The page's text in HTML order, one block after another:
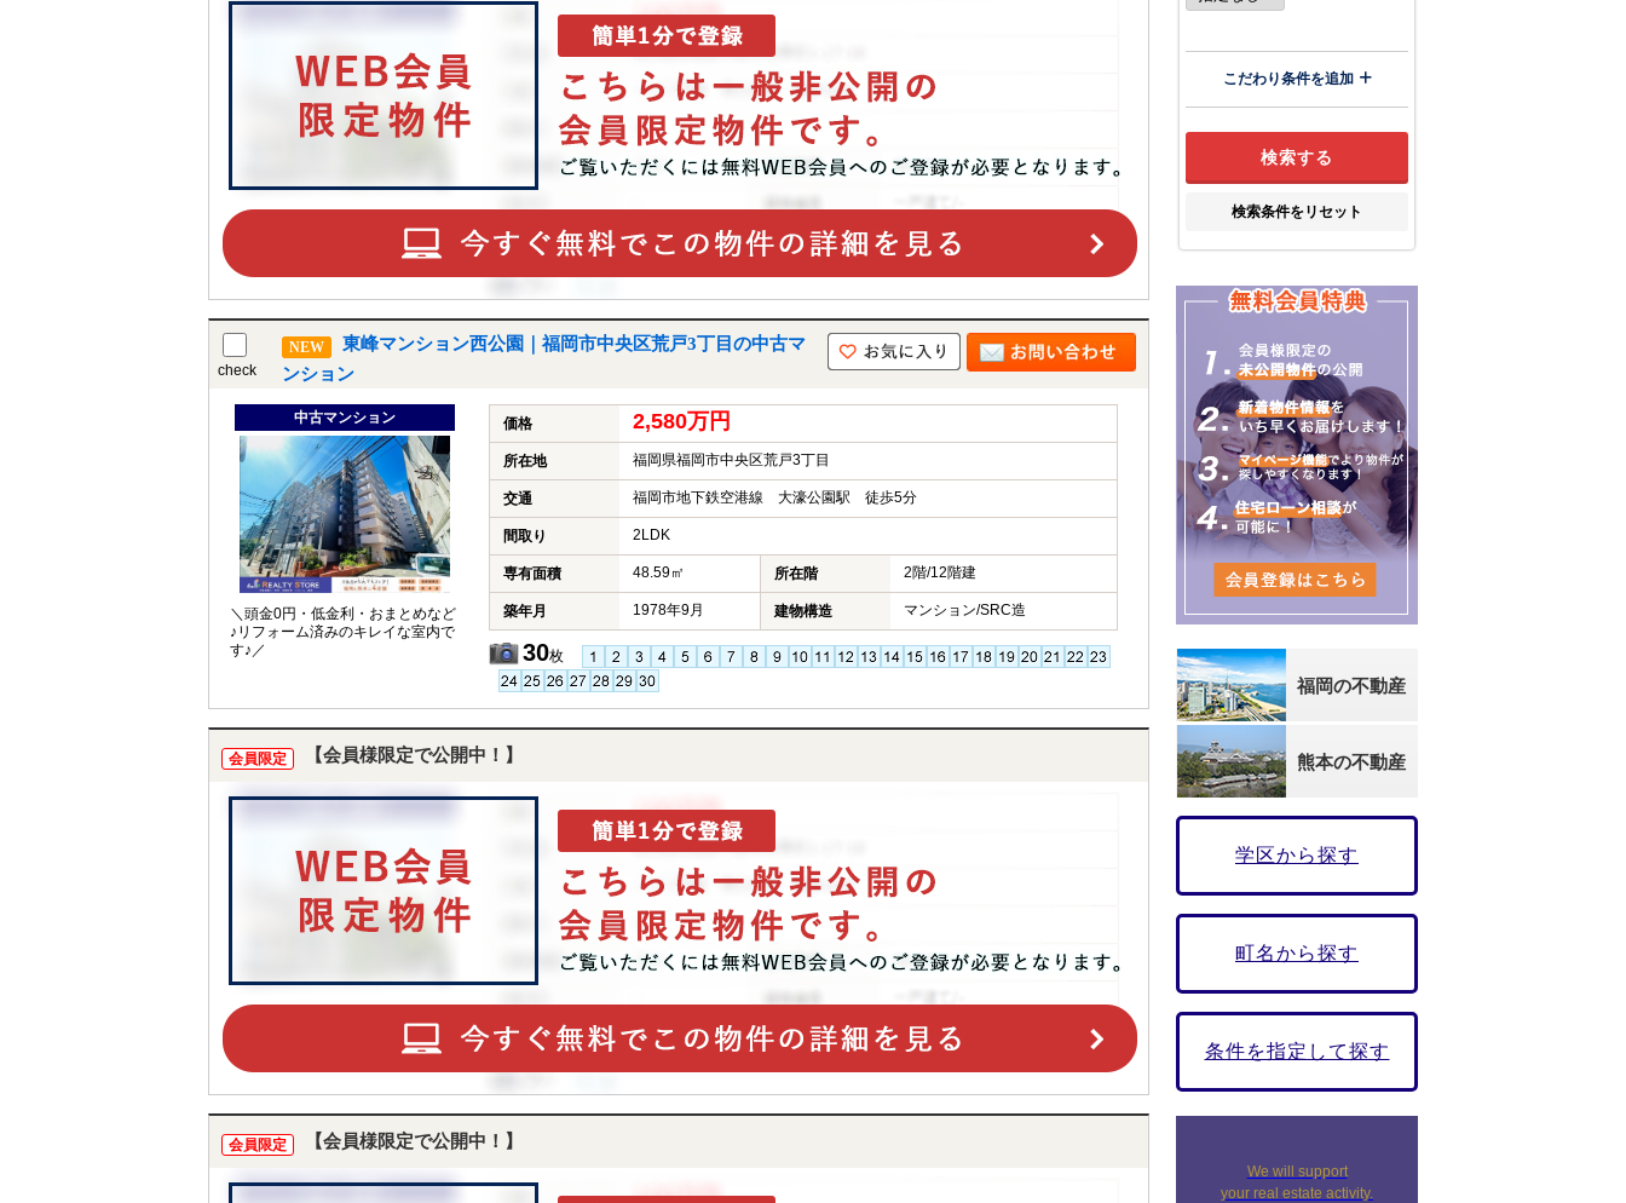
check
NEW
東峰マンション西公園｜福岡市中央区荒戸3丁目の中古マ
ンション
中古マンション
＼頭金0円・低金利・おまとめなど
♪リフォーム済みのキレイな室内で
す♪／
価格 2,580万円
所在地 福岡県福岡市中央区荒戸3丁目
交通 福岡市地下鉄空港線 大濠公園駅 徒歩5分
間取り 2LDK
専有面積 48.59㎡ 所在階 2階/12階建
築年月 1978年9月 建物構造 マンション/SRC造
30枚
会員限定 【会員様限定で公開中！】
会員限定 【会員様限定で公開中！】
こだわり条件を追加
検索条件をリセット
福岡の不動産
熊本の不動産
学区から探す
町名から探す
条件を指定して探す
We will support
your real estate activity.